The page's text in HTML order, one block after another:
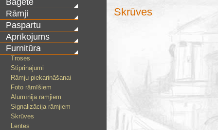
Bagete
Rāmji
Paspartu
Aprīkojums
Furnitūra
Troses
Stiprinājumi
Rāmju piekarināšanai
Foto rāmīšiem
Alumīnija rāmjiem
Signalizācija rāmjiem
Skrūves
Lentes
Skrūves